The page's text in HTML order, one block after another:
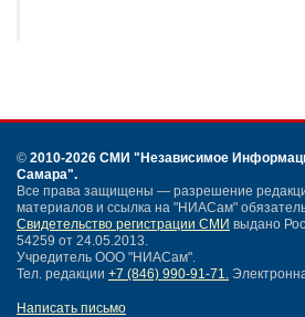
© 2010-2026 СМИ "Независимое
Самара".
Все права защищены — разрешение
материалов и ссылка на "НИАСам"
Свидетельство регистрации СМИ выдано
54259 от 24.05.2013.
Учредитель ООО "НИАСам".
Тел. редакции +7 (846) 990-91-71.
Написать письмо